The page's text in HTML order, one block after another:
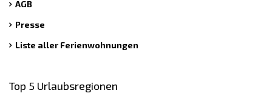
AGB
Presse
Liste aller Ferienwohnungen
Top 5 Urlaubsregionen